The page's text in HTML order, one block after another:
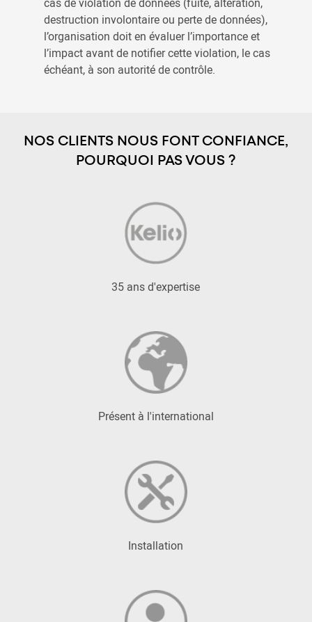
destruction involontaire ou perte de données),
l’organisation doit en évaluer l’importance et
l’impact avant de notifier cette violation, le cas
échéant, à son autorité de contrôle.
NOS CLIENTS NOUS FONT CONFIANCE,
POURQUOI PAS VOUS ?
35 ans d'expertise
Présent à l'international
Installation